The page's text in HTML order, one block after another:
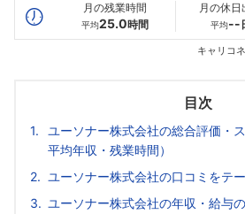
月の残業時間
平均25.0時間
月の休日
平均--
キャリコ
目次
ユーソナー株式会社の総合評価・
平均年収・残業時間）
ユーソナー株式会社の口コミをテ
ユーソナー株式会社の年収・給与